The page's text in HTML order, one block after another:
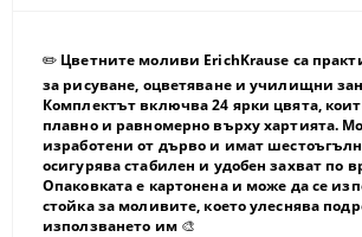
✏️ Цветните моливи ErichKrause са
за рисуване, оцветяване и училищни
Комплектът включва 24 ярки цвята,
плавно и равномерно върху хартията.
изработени от дърво и имат
осигурява стабилен и удобен захват по
Опаковката е картонена и може да се
стойка за моливите, което улеснява
използването им 🎨